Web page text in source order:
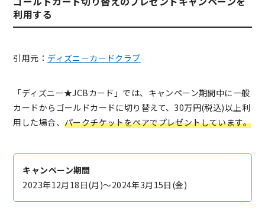
利用する
引用元： ディズニーカードクラブ
「ディズニー★JCBカード」では、キャンペーン期間中に一般
カードからゴールドカードに切り替えて、30万円(税込)以上利
用した場合、 パークチケットをペアでプレゼントしています。
キャンペーン期間
2023年12月18日(月)～2024年3月15日(金)